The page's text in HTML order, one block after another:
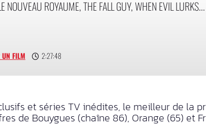
NOUVEAU ROYAUME, THE FALL GUY, WHEN EVIL LURKS...
UN FILM 2:27:48
et séries TV inédites, le meilleur de la
de Bouygues (chaîne 86), Orange (65) et